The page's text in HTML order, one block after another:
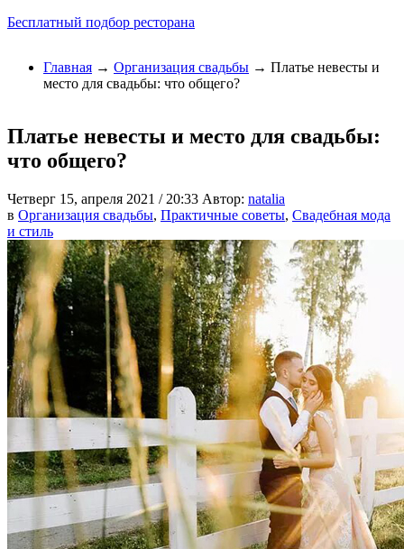
Бесплатный подбор ресторана
Главная → Организация свадьбы → Платье невесты и
место для свадьбы: что общего?
Платье невесты и место для свадьбы:
что общего?
Четверг 15, апреля 2021 / 20:33 Автор: natalia
в Организация свадьбы, Практичные советы, Свадебная мода
и стиль